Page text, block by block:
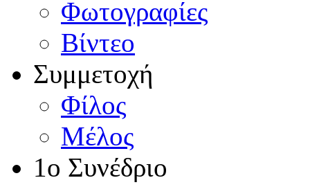
Φωτογραφίες
Βίντεο
Συμμετοχή
Φίλος
Μέλος
1ο Συνέδριο